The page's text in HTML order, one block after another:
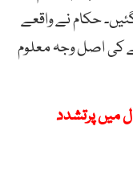
حکام نے واقعے
کی اصل وجہ معلوم
میں پرتشدد